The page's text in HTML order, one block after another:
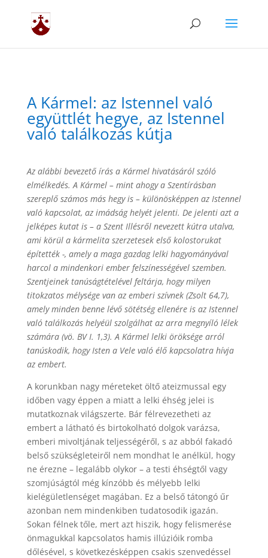
A Kármel: az Istennel való
együttlét hegye, az Istennel
való találkozás kútja
Az alábbi bevezető írás a Kármel hivatásáról szóló
elmélkedés. A Kármel – mint ahogy a Szentírásban
szereplő számos más hegy is – különösképpen az Istennel
való kapcsolat, az imádság helyét jelenti. De jelenti azt a
jelképes kutat is – a Szent Illésről nevezett kútra utalva,
ami körül a kármelita szerzetesek első kolostorukat
építették -, amely a maga gazdag lelki hagyományával
harcol a mindenkori ember felszínességével szemben.
Szentjeinek tanúságtételével feltárja, hogy milyen
titokzatos mélysége van az emberi szívnek (Zsolt 64,7),
amely minden benne lévő sötétség ellenére is az Istennel
való találkozás helyéül szolgálhat az arra megnyíló lélek
számára (vö. BV I. 1,3). A Kármel lelki öröksége arról
tanúskodik, hogy Isten a Vele való élő kapcsolatra hívja
az embert.
A korunkban nagy méreteket öltő ateizmussal egy
időben vagy éppen a miatt a lelki éhség jelei is
mutatkoznak világszerte. Bár félrevezetheti az
embert a látható és birtokolható dolgok varázsa,
emberi mivoltjának teljességéről, s az abból fakadó
belső szükségleteiről nem mondhat le anélkül, hogy
ne érezne – legalább olykor – a testi éhségtől vagy
szomjúságtól még kínzóbb és mélyebb lelki
kielégületlenséget magában. Ez a belső tátongó űr
azonban nem mindenkiben tudatosodik igazán.
Sokan félnek tőle, mert azt hiszik, hogy felismerése
önmagukkal kapcsolatos hamis illúzióik romba
dőlésével, s következésképpen csakis szenvedéssel